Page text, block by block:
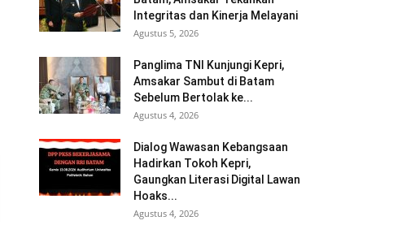
Integritas dan Kinerja Melayani
Agustus 5, 2026
Panglima TNI Kunjungi Kepri,
Amsakar Sambut di Batam
Sebelum Bertolak ke...
Agustus 4, 2026
Dialog Wawasan Kebangsaan
Hadirkan Tokoh Kepri,
Gaungkan Literasi Digital Lawan
Hoaks...
Agustus 4, 2026